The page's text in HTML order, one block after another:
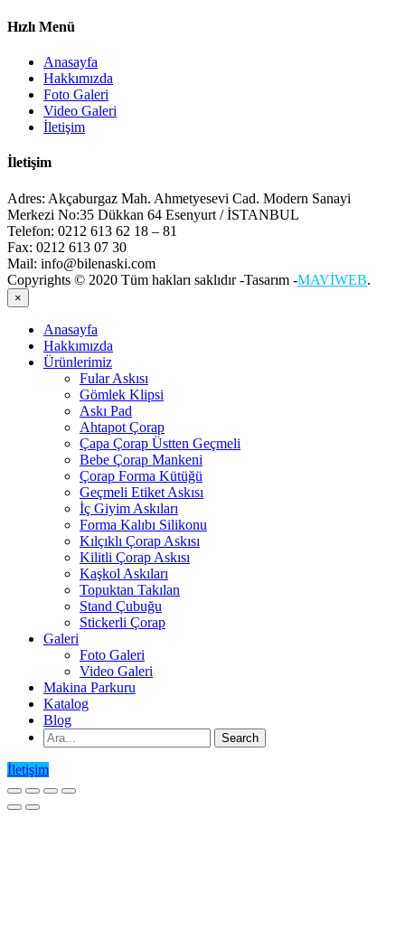
Hızlı Menü
Anasayfa
Hakkımızda
Foto Galeri
Video Galeri
İletişim
İletişim
Adres: Akçaburgaz Mah. Ahmetyesevi Cad. Modern Sanayi
Merkezi No:35 Dükkan 64 Esenyurt / İSTANBUL
Telefon: 0212 613 62 18 – 81
Fax: 0212 613 07 30
Mail: info@bilenaski.com
Copyrights © 2020 Tüm hakları saklıdır -Tasarım -MAVİWEB.
×
Anasayfa
Hakkımızda
Ürünlerimiz
Fular Askısı
Gömlek Klipsi
Askı Pad
Ahtapot Çorap
Çapa Çorap Üstten Geçmeli
Bebe Çorap Mankeni
Çorap Forma Kütüğü
Geçmeli Etiket Askısı
İç Giyim Askıları
Forma Kalıbı Silikonu
Kılçıklı Çorap Askısı
Kilitli Çorap Askısı
Kaşkol Askıları
Topuktan Takılan
Stand Çubuğu
Stickerli Çorap
Galeri
Foto Galeri
Video Galeri
Makina Parkuru
Katalog
Blog
İletişim